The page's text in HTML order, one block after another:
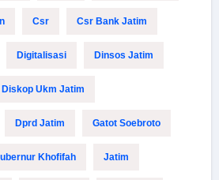
Csr Csr Bank Jatim
Digitalisasi Dinsos Jatim
Diskop Ukm Jatim
Dprd Jatim Gatot Soebroto
Khofifah Jatim